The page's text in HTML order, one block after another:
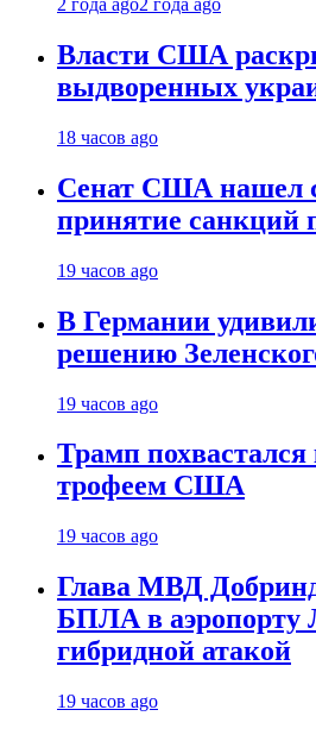
2 года ago2 года ago
Власти США
выдворенных
18 часов ago
Сенат США нашел
принятие санкций
19 часов ago
В Германии
решению
19 часов ago
Трамп
трофеем США
19 часов ago
Глава МВД
БПЛА в аэропорту
гибридной атакой
19 часов ago